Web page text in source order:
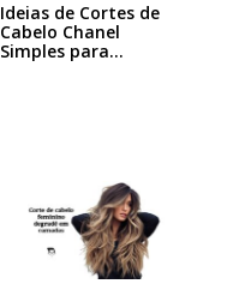
Ideias de Cortes de
Cabelo Chanel
Simples para…